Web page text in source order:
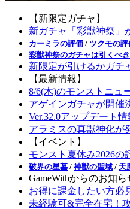
【新限定ガチャ】
新ガチャ「彩獣神祭」
カーミラの評価 / ツクモの評
彩獣神祭のガチャは引くべき
新限定が引けるかガチ
【最新情報】
8/6(木)のモンストニュ
アゲインガチャが開催
Ver.32.0アップデート情
アラミスの真獣神化が
【イベント】
モンスト夏休み2026の
破界の星墓 / 神獣の聖域 / 天
GameWithからのお知ら
お得に課金したい方必
未経験可&完全在宅！